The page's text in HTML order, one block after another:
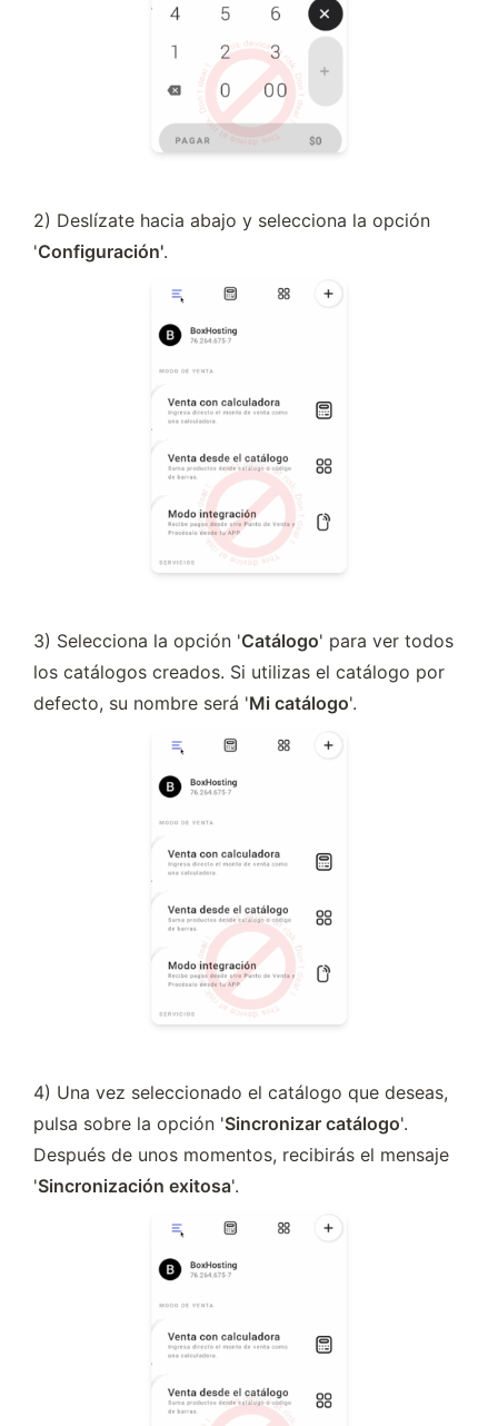
2) Deslízate hacia abajo y selecciona la opción
'Configuración'.
3) Selecciona la opción 'Catálogo' para ver todos
los catálogos creados. Si utilizas el catálogo por
defecto, su nombre será 'Mi catálogo'.
4) Una vez seleccionado el catálogo que deseas,
pulsa sobre la opción 'Sincronizar catálogo'.
Después de unos momentos, recibirás el mensaje
'Sincronización exitosa'.